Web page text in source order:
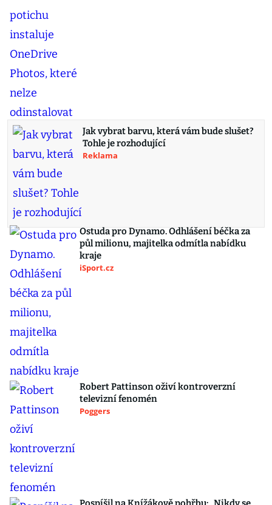
Jak vybrat barvu, která vám bude slušet?
Tohle je rozhodující
Reklama
Ostuda pro Dynamo. Odhlášení béčka za
půl milionu, majitelka odmítla nabídku
kraje
iSport.cz
Robert Pattinson oživí kontroverzní
televizní fenomén
Poggers